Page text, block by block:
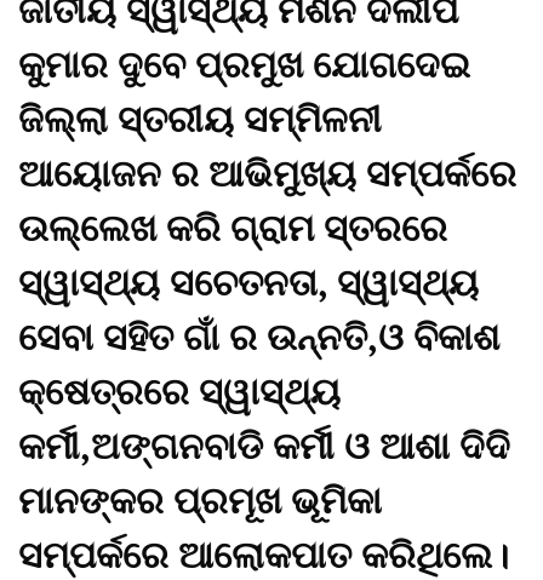
କୁମାର ଦୁବେ ପ୍ରମୁଖ ଯୋଗଦେଇ
ଜିଲ୍ଲା ସ୍ତରୀୟ ସମ୍ମିଳନୀ
ଆୟୋଜନ ର ଆଭିମୁଖ୍ୟ ସମ୍ପର୍କରେ
ଉଲ୍ଲେଖ କରି ଗ୍ରାମ ସ୍ତରରେ
ସ୍ୱାସ୍ଥ୍ୟ ସଚେତନତା, ସ୍ୱାସ୍ଥ୍ୟ
ସେବା ସହିତ ଗାଁ ର ଉନ୍ନତି,ଓ ବିକାଶ
କ୍ଷେତ୍ରରେ ସ୍ୱାସ୍ଥ୍ୟ
କର୍ମୀ,ଅଙ୍ଗନବାଡି କର୍ମୀ ଓ ଆଶା ଦିଦି
ମାନଙ୍କର ପ୍ରମୂଖ ଭୂମିକା
ସମ୍ପର୍କରେ ଆଲୋକପାତ କରିଥିଲେ।